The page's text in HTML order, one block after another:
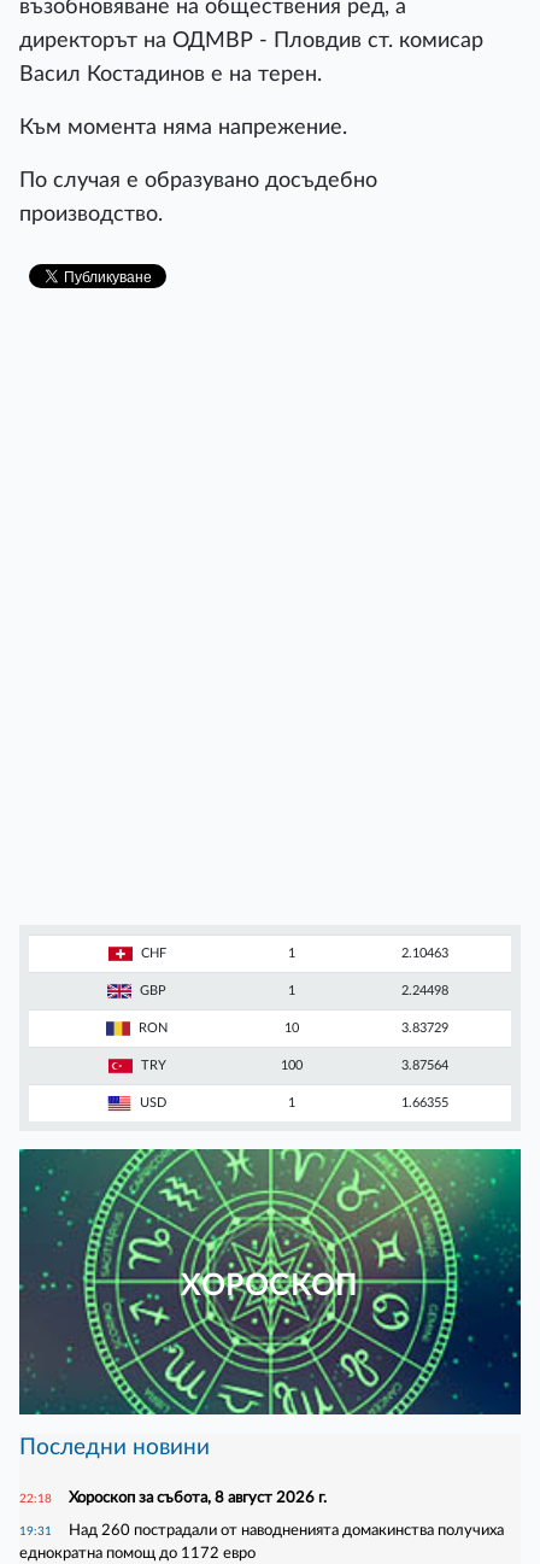
възобновяване на обществения ред, а
директорът на ОДМВР - Пловдив ст. комисар
Васил Костадинов е на терен.
Към момента няма напрежение.
По случая е образувано досъдебно
производство.
CHF 1 2.10463
GBP 1 2.24498
RON 10 3.83729
TRY 100 3.87564
USD 1 1.66355
ХОРОСКОП
Последни новини
22:18 Хороскоп за събота, 8 август 2026 г.
19:31
Над 260 пострадали от наводненията домакинства получиха
еднократна помощ до 1172 евро